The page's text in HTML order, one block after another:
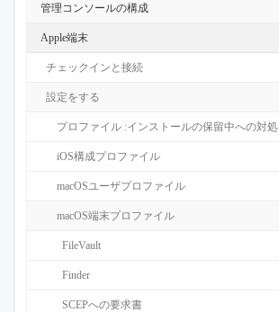
管理コンソールの構成
Apple端末
チェックインと接続
設定をする
プロファイル :インストールの保留中への対処
iOS構成プロファイル
macOSユーザプロファイル
macOS端末プロファイル
FileVault
Finder
SCEPへの要求書